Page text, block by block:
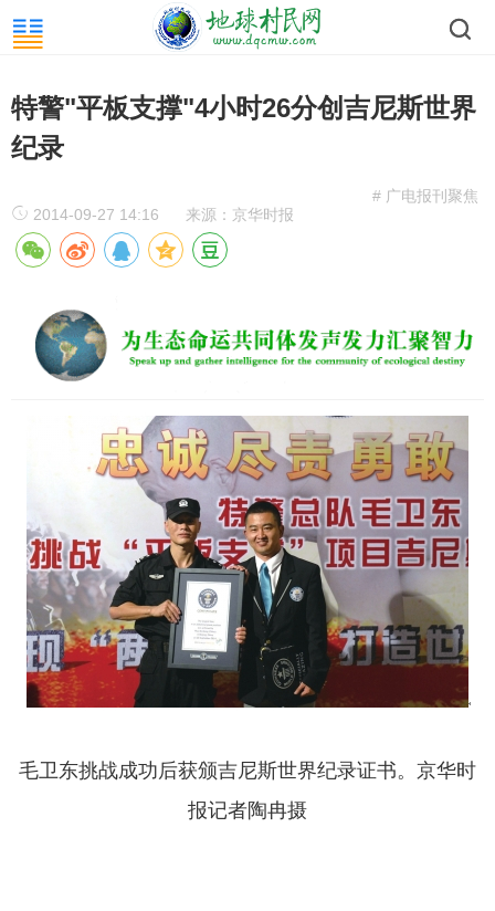
特警"平板支撑"4小时26分创吉尼斯世界
纪录
# 广电报刊聚焦
2014-09-27 14:16
来源：京华时报
毛卫东挑战成功后获颁吉尼斯世界纪录证书。京华时
报记者陶冉摄